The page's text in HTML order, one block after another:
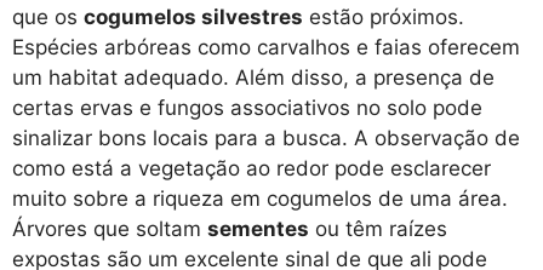
que os cogumelos silvestres estão próximos.
Espécies arbóreas como carvalhos e faias oferecem
um habitat adequado. Além disso, a presença de
certas ervas e fungos associativos no solo pode
sinalizar bons locais para a busca. A observação de
como está a vegetação ao redor pode esclarecer
muito sobre a riqueza em cogumelos de uma área.
Árvores que soltam sementes ou têm raízes
expostas são um excelente sinal de que ali pode